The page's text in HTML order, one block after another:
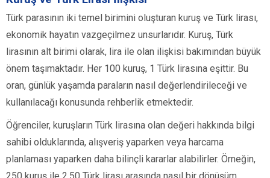
Türk parasının iki temel birimini oluşturan kuruş ve Türk lirası,
ekonomik hayatın vazgeçilmez unsurlarıdır. Kuruş, Türk
lirasının alt birimi olarak, lira ile olan ilişkisi bakımından büyük
önem taşımaktadır. Her 100 kuruş, 1 Türk lirasına eşittir. Bu
oran, günlük yaşamda paraların nasıl değerlendirileceği ve
kullanılacağı konusunda rehberlik etmektedir.
Öğrenciler, kuruşların Türk lirasına olan değeri hakkında bilgi
sahibi olduklarında, alışveriş yaparken veya harcama
planlaması yaparken daha bilinçli kararlar alabilirler. Örneğin,